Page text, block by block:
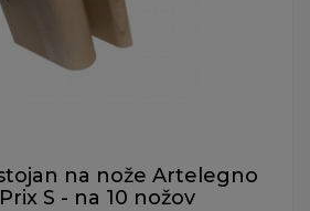
na nože Artelegno
S - na 10 nožov